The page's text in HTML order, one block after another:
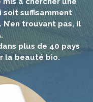
soit suffisamment
trouvant pas, il
plus de 40 pays
la beauté bio.